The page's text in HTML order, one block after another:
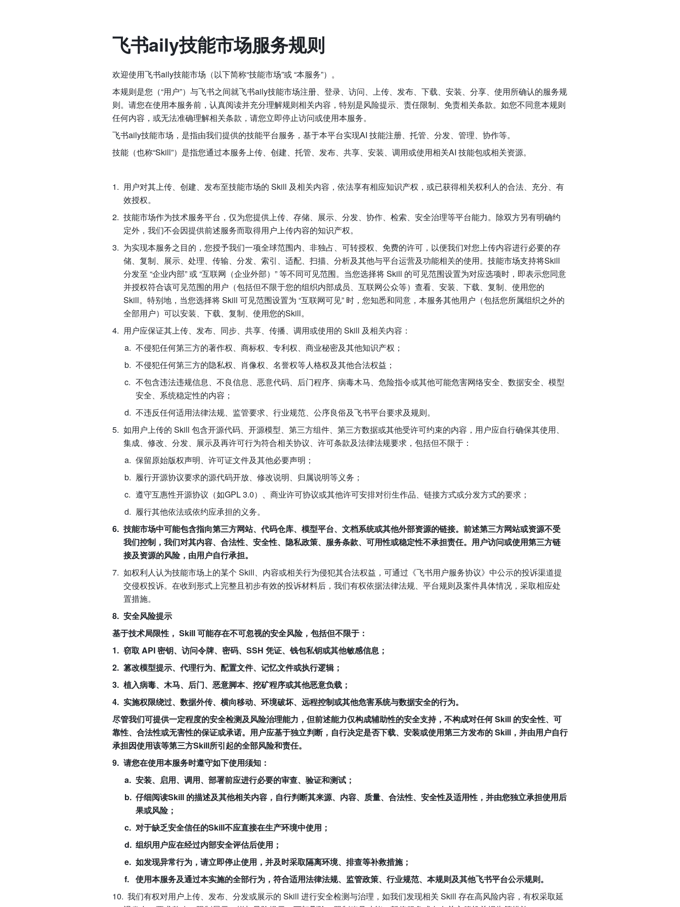
飞书aily技能市场服务规则
欢迎使用飞书aily技能市场（以下简称“技能市场”或 “本服务”）。
本规则是您（“用户”）与飞书之间就飞书aily技能市场注册、登录、访问、上传、发布、下载、安装、分享、使用所确认的服务规
则。请您在使用本服务前，认真阅读并充分理解规则相关内容，特别是风险提示、责任限制、免责相关条款。如您不同意本规则
任何内容，或无法准确理解相关条款，请您立即停止访问或使用本服务。
飞书aily技能市场，是指由我们提供的技能平台服务，基于本平台实现AI 技能注册、托管、分发、管理、协作等。
技能（也称“Skill”）是指您通过本服务上传、创建、托管、发布、共享、安装、调用或使用相关AI 技能包或相关资源。
用户对其上传、创建、发布至技能市场的 Skill 及相关内容，依法享有相应知识产权，或已获得相关权利人的合法、充分、有
效授权。
技能市场作为技术服务平台，仅为您提供上传、存储、展示、分发、协作、检索、安全治理等平台能力。除双方另有明确约
定外，我们不会因提供前述服务而取得用户上传内容的知识产权。
为实现本服务之目的，您授予我们一项全球范围内、非独占、可转授权、免费的许可，以便我们对您上传内容进行必要的存
储、复制、展示、处理、传输、分发、索引、适配、扫描、分析及其他与平台运营及功能相关的使用。技能市场支持将Skill
分发至 “企业内部”或“互联网（企业外部）”等不同可见范围。当您选择将Skill 的可见范围设置为对应选项时，即表示您同意
并授权符合该可见范围的用户（包括但不限于您的组织内部成员、互联网公众等）查看、安装、下载、复制、使用您的
Skill。特别地，当您选择将 Skill 可见范围设置为 “互联网可见” 时，您知悉和同意，本服务其他用户（包括您所属组织之外的
全部用户）可以安装、下载、复制、使用您的Skill。
用户应保证其上传、发布、同步、共享、传播、调用或使用的 Skill 及相关内容：
不侵犯任何第三方的著作权、商标权、专利权、商业秘密及其他知识产权；
不侵犯任何第三方的隐私权、肖像权、名誉权等人格权及其他合法权益；
不包含违法违规信息、不良信息、恶意代码、后门程序、病毒木马、危险指令或其他可能危害网络安全、数据安全、模型
安全、系统稳定性的内容；
不违反任何适用法律法规、监管要求、行业规范、公序良俗及飞书平台要求及规则。
如用户上传的 Skill 包含开源代码、开源模型、第三方组件、第三方数据或其他受许可约束的内容，用户应自行确保其使用、
集成、修改、分发、展示及再许可行为符合相关协议、许可条款及法律法规要求，包括但不限于：
保留原始版权声明、许可证文件及其他必要声明；
履行开源协议要求的源代码开放、修改说明、归属说明等义务；
遵守互惠性开源协议（如GPL 3.0）、商业许可协议或其他许可安排对衍生作品、链接方式或分发方式的要求；
履行其他依法或依约应承担的义务。
技能市场中可能包含指向第三方网站、代码仓库、模型平台、文档系统或其他外部资源的链接。前述第三方网站或资源不受
我们控制，我们对其内容、合法性、安全性、隐私政策、服务条款、可用性或稳定性不承担责任。用户访问或使用第三方链
接及资源的风险，由用户自行承担。
如权利人认为技能市场上的某个 Skill、内容或相关行为侵犯其合法权益，可通过《飞书用户服务协议》中公示的投诉渠道提
交侵权投诉。在收到形式上完整且初步有效的投诉材料后，我们有权依据法律法规、平台规则及案件具体情况，采取相应处
置措施。
安全风险提示
基于技术局限性， Skill 可能存在不可忽视的安全风险，包括但不限于：
窃取 API 密钥、访问令牌、密码、SSH 凭证、钱包私钥或其他敏感信息；
篡改模型提示、代理行为、配置文件、记忆文件或执行逻辑；
植入病毒、木马、后门、恶意脚本、挖矿程序或其他恶意负载；
实施权限绕过、数据外传、横向移动、环境破坏、远程控制或其他危害系统与数据安全的行为。
尽管我们可提供一定程度的安全检测及风险治理能力，但前述能力仅构成辅助性的安全支持，不构成对任何 Skill 的安全性、可
靠性、合法性或无害性的保证或承诺。用户应基于独立判断，自行决定是否下载、安装或使用第三方发布的 Skill，并由用户自行
承担因使用该等第三方Skill所引起的全部风险和责任。
请您在使用本服务时遵守如下使用须知：
安装、启用、调用、部署前应进行必要的审查、验证和测试；
仔细阅读Skill 的描述及其他相关内容，自行判断其来源、内容、质量、合法性、安全性及适用性，并由您独立承担使用后
果或风险；
对于缺乏安全信任的Skill不应直接在生产环境中使用；
组织用户应在经过内部安全评估后使用；
如发现异常行为，请立即停止使用，并及时采取隔离环境、排查等补救措施；
使用本服务及通过本实施的全部行为，符合适用法律法规、监管政策、行业规范、本规则及其他飞书平台公示规则。
我们有权对用户上传、发布、分发或展示的 Skill 进行安全检测与治理，如我们发现相关 Skill 存在高风险内容，有权采取延